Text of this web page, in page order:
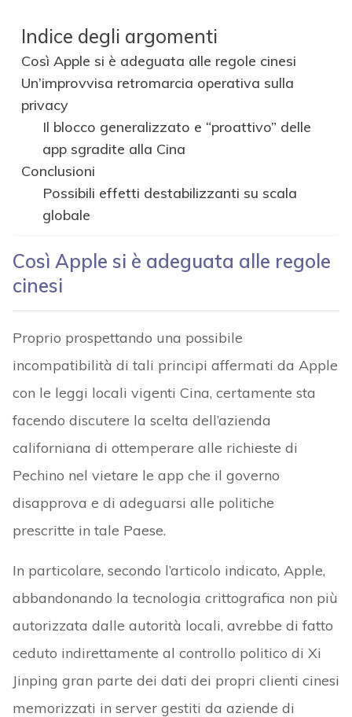
Indice degli argomenti
Così Apple si è adeguata alle regole cinesi
Un’improvvisa retromarcia operativa sulla
privacy
Il blocco generalizzato e “proattivo” delle
app sgradite alla Cina
Conclusioni
Possibili effetti destabilizzanti su scala
globale
Così Apple si è adeguata alle regole
cinesi
Proprio prospettando una possibile
incompatibilità di tali principi affermati da Apple
con le leggi locali vigenti Cina, certamente sta
facendo discutere la scelta dell’azienda
californiana di ottemperare alle richieste di
Pechino nel vietare le app che il governo
disapprova e di adeguarsi alle politiche
prescritte in tale Paese.
In particolare, secondo l’articolo indicato, Apple,
abbandonando la tecnologia crittografica non più
autorizzata dalle autorità locali, avrebbe di fatto
ceduto indirettamente al controllo politico di Xi
Jinping gran parte dei dati dei propri clienti cinesi
memorizzati in server gestiti da aziende di